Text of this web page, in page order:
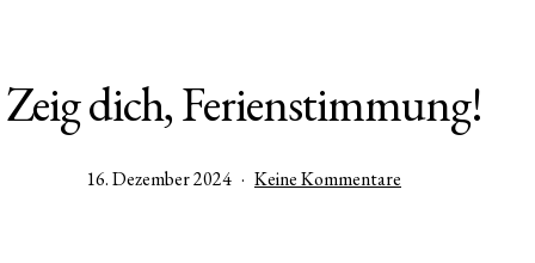
Zeig dich, Ferienstimmung!
Veröffentlicht
16. Dezember 2024 Keine Kommentare